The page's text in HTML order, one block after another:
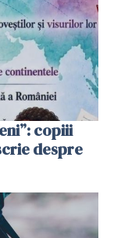
copiii
despre